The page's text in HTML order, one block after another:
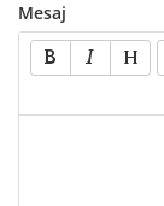
Mesaj